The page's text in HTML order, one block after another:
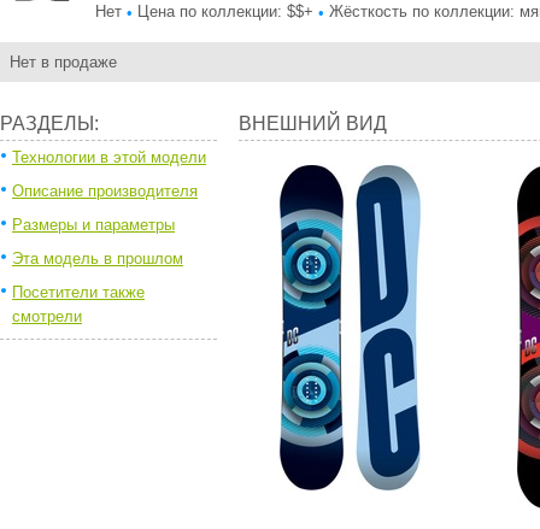
Нет • Цена по коллекции: $$+ • Жёсткость по коллекции:
Нет в продаже
РАЗДЕЛЫ:
Технологии в этой модели
Описание производителя
Размеры и параметры
Эта модель в прошлом
Посетители также
смотрели
ВНЕШНИЙ ВИД